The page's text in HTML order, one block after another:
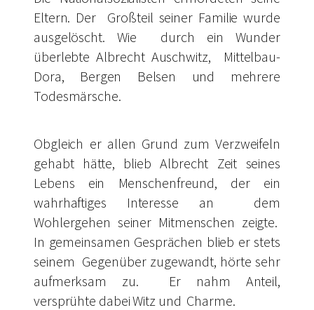
Eltern. Der Großteil seiner Familie wurde
ausgelöscht. Wie durch ein Wunder
überlebte Albrecht Auschwitz, Mittelbau-
Dora, Bergen Belsen und mehrere
Todesmärsche.
Obgleich er allen Grund zum Verzweifeln
gehabt hätte, blieb Albrecht Zeit seines
Lebens ein Menschenfreund, der ein
wahrhaftiges Interesse an dem
Wohlergehen seiner Mitmenschen zeigte.
In gemeinsamen Gesprächen blieb er stets
seinem Gegenüber zugewandt, hörte sehr
aufmerksam zu. Er nahm Anteil,
versprühte dabei Witz und Charme.